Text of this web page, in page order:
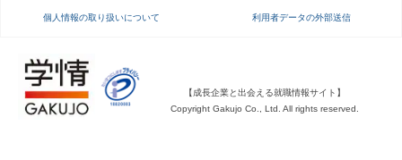
個人情報の取り扱いについて 利用者データの外部送信
【成長企業と出会える就職情報サイト】
Copyright Gakujo Co., Ltd. All rights reserved.